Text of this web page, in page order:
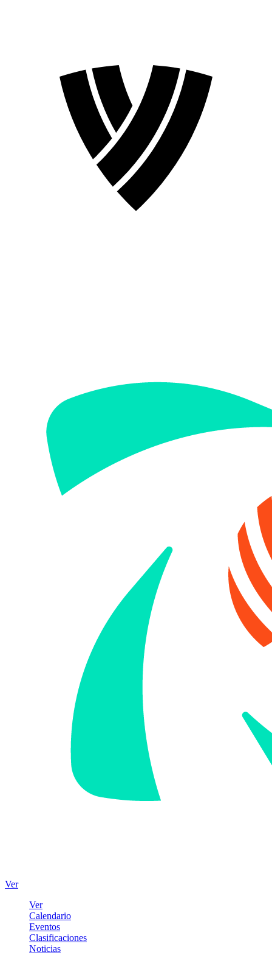
Ver
Ver
Calendario
Eventos
Clasificaciones
Noticias